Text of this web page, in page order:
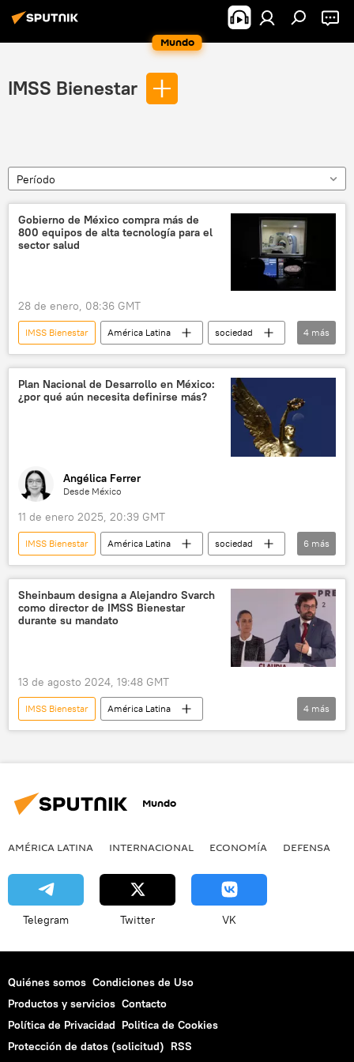
Mundo
IMSS Bienestar
Período
Gobierno de México compra más de
800 equipos de alta tecnología para el
sector salud
28 de enero, 08:36 GMT
IMSS Bienestar América Latina
sociedad
ISSSTE (Instituto de Seguridad y Servicios Sociales de los Trabajadores del Estado)
Gobierno de México
💗 Salud
Instituto Mexicano del Seguro Social (IMSS)
4 más
Plan Nacional de Desarrollo en México:
¿por qué aún necesita definirse más?
Angélica Ferrer
Desde México
11 de enero 2025, 20:39 GMT
IMSS Bienestar América Latina
sociedad
Claudia Sheinbaum
México
Gobierno de México
política
Andrés Manuel López Obrador
6 más
Sheinbaum designa a Alejandro Svarch
como director de IMSS Bienestar
durante su mandato
13 de agosto 2024, 19:48 GMT
IMSS Bienestar
América Latina
Alejandro Svarch
Claudia Sheinbaum
4 más
Mundo
AMÉRICA LATINA INTERNACIONAL ECONOMÍA DEFENSA
Telegram Twitter VK
Quiénes somos Condiciones de Uso
Productos y servicios Contacto
Política de Privacidad Politica de Cookies
Protección de datos (solicitud) RSS